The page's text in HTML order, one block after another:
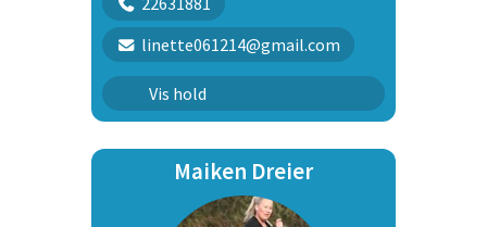
linette061214@gmail.com
Vis hold
Hvalpehold
Maiken Dreier